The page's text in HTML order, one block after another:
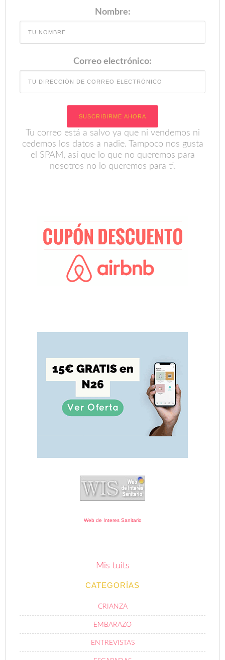
Nombre:
Correo electrónico:
Tu correo está a salvo ya que ni vendemos ni
cedemos los datos a nadie. Tampoco nos gusta
el SPAM, así que lo que no queremos para
nosotros no lo queremos para ti.
Web de Interes Sanitario
Mis tuits
CATEGORÍAS
CRIANZA
EMBARAZO
ENTREVISTAS